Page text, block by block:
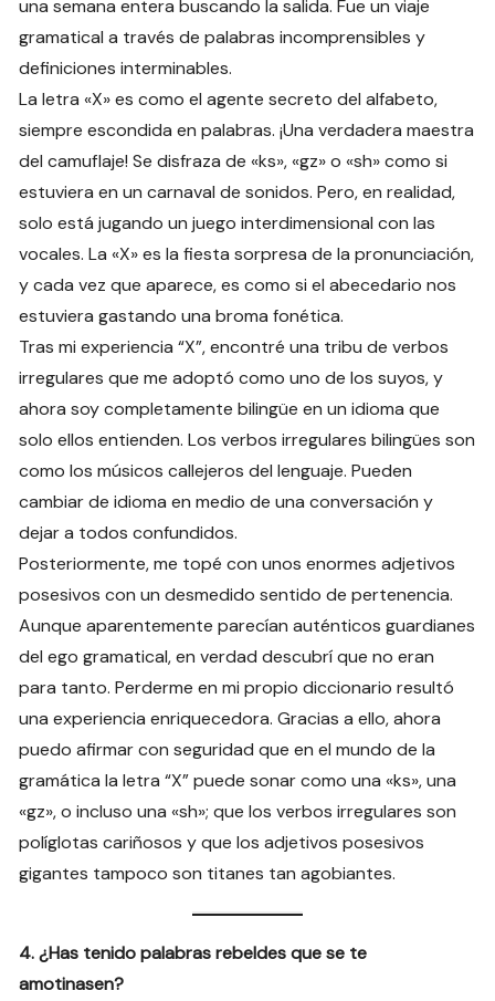
una semana entera buscando la salida. Fue un viaje
gramatical a través de palabras incomprensibles y
definiciones interminables.
La letra «X» es como el agente secreto del alfabeto,
siempre escondida en palabras. ¡Una verdadera maestra
del camuflaje! Se disfraza de «ks», «gz» o «sh» como si
estuviera en un carnaval de sonidos. Pero, en realidad,
solo está jugando un juego interdimensional con las
vocales. La «X» es la fiesta sorpresa de la pronunciación,
y cada vez que aparece, es como si el abecedario nos
estuviera gastando una broma fonética.
Tras mi experiencia “X”, encontré una tribu de verbos
irregulares que me adoptó como uno de los suyos, y
ahora soy completamente bilingüe en un idioma que
solo ellos entienden. Los verbos irregulares bilingües son
como los músicos callejeros del lenguaje. Pueden
cambiar de idioma en medio de una conversación y
dejar a todos confundidos.
Posteriormente, me topé con unos enormes adjetivos
posesivos con un desmedido sentido de pertenencia.
Aunque aparentemente parecían auténticos guardianes
del ego gramatical, en verdad descubrí que no eran
para tanto. Perderme en mi propio diccionario resultó
una experiencia enriquecedora. Gracias a ello, ahora
puedo afirmar con seguridad que en el mundo de la
gramática la letra “X” puede sonar como una «ks», una
«gz», o incluso una «sh»; que los verbos irregulares son
políglotas cariñosos y que los adjetivos posesivos
gigantes tampoco son titanes tan agobiantes.
4. ¿Has tenido palabras rebeldes que se te
amotinasen?